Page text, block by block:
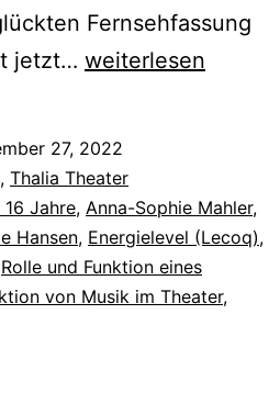
Fernsehfassung
jetzt… Mittagsstunde
weiterlesen
27, 2022
, Thalia Theater
16 Jahre, Anna-Sophie Mahler,
Hansen, Energielevel (Lecoq),
Rolle und Funktion eines
von Musik im Theater,